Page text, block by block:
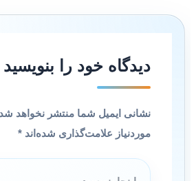
دیدگاه‌ خود را بنویسید
نشانی ایمیل شما منتشر نخواهد شد.
موردنیاز علامت‌گذاری شده‌اند*
اینجا